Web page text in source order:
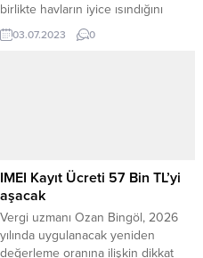
birlikte havların iyice ısındığını
belirterek, hasat döneminin
başladığını, otların kuruduğunu ve
03.07.2023 0
IMEI Kayıt Ücreti 57 Bin TL’yi
aşacak
Vergi uzmanı Ozan Bingöl, 2026
yılında uygulanacak yeniden
değerleme oranına ilişkin dikkat